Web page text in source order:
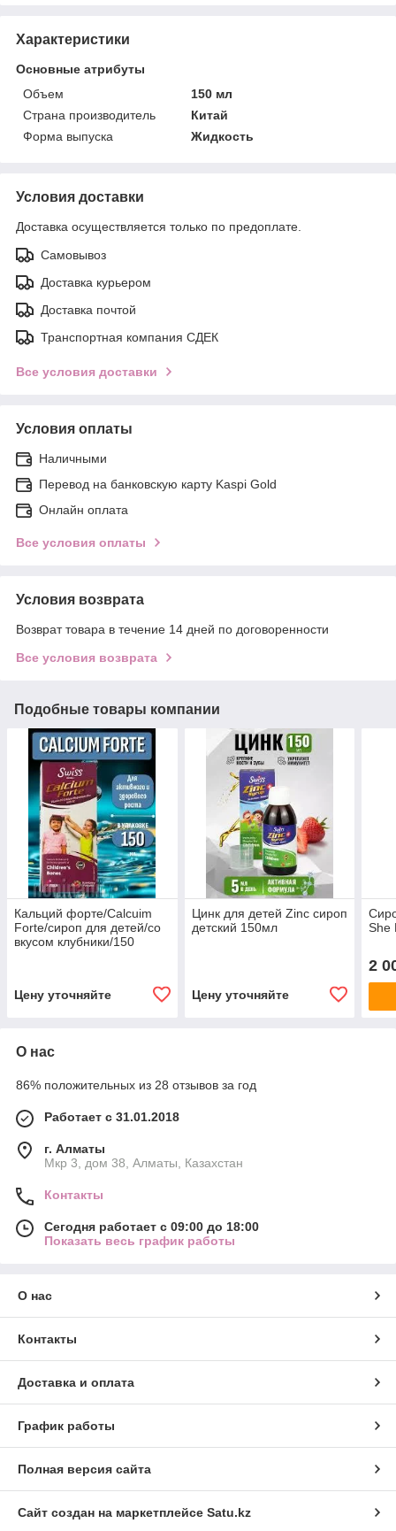
Характеристики
Основные атрибуты
Объем
150 мл
Страна производитель
Китай
Форма выпуска
Жидкость
Условия доставки
Доставка осуществляется только по предоплате.
Самовывоз
Доставка курьером
Доставка почтой
Транспортная компания СДЕК
Все условия доставки
Условия оплаты
Наличными
Перевод на банковскую карту Kaspi Gold
Онлайн оплата
Все условия оплаты
Условия возврата
Возврат товара в течение 14 дней по договоренности
Все условия возврата
Подобные товары компании
Кальций форте/Calcuim
Forte/сироп для детей/со
вкусом клубники/150
Цену уточняйте
Цинк для детей Zinc сироп
детский 150мл
Цену уточняйте
She
2
О нас
86% положительных из 28 отзывов за год
Работает с 31.01.2018
г. Алматы
Мкр 3, дом 38, Алматы, Казахстан
Контакты
Сегодня работает с 09:00 до 18:00
Показать весь график работы
О нас
Контакты
Доставка и оплата
График работы
Полная версия сайта
Сайт создан на маркетплейсе Satu.kz